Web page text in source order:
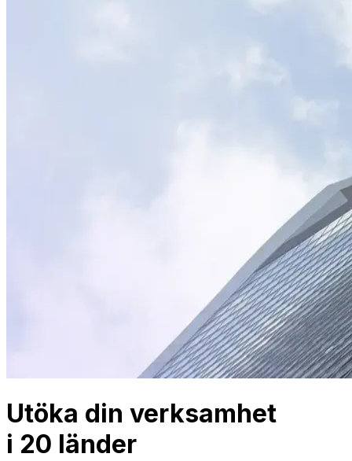
Utöka din verksamhet
i 20 länder